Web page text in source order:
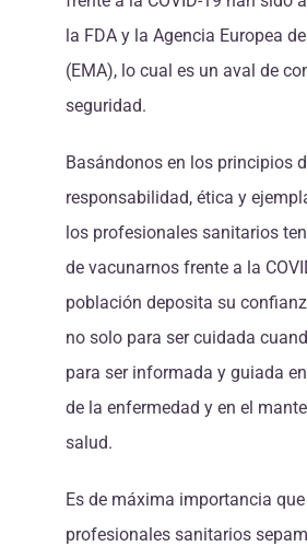
la FDA y la Agencia Europea
(EMA), lo cual es un aval de
seguridad.
Basándonos en los principios
responsabilidad, ética y
los profesionales sanitarios
de vacunarnos frente a la
población deposita su
no solo para ser cuidada
para ser informada y guiada
de la enfermedad y en el
salud.
Es de máxima importancia
profesionales sanitarios